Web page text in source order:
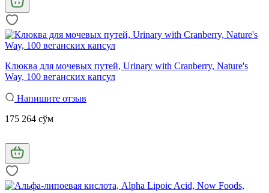
Клюква для мочевых путей, Urinary with Cranberry, Nature's
Way, 100 веганских капсул
Напишите отзыв
175 264 сўм